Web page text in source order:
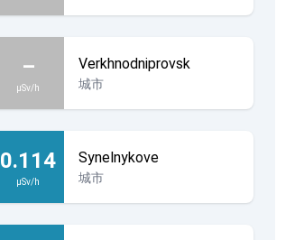
–
µSv/h
Verkhnodniprovsk
城市
0.114
µSv/h
Synelnykove
城市